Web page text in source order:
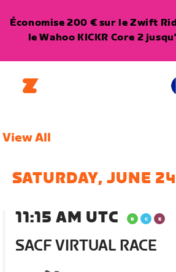
Économise 200 € sur le Zwift
le Wahoo KICKR Core 2
View All
SATURDAY, JUNE 24
11:15 AM UTC
SACF VIRTUAL RACE